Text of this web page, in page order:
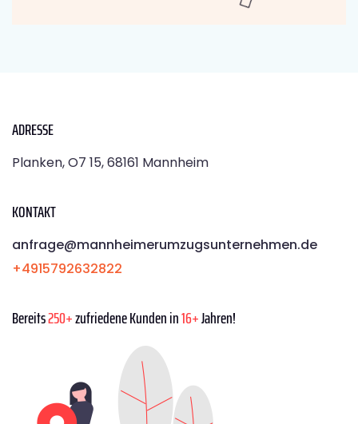
ADRESSE
Planken, O7 15, 68161 Mannheim
KONTAKT
anfrage@mannheimerumzugsunternehmen.de
+4915792632822
Bereits250+zufriedene Kunden in16+Jahren!